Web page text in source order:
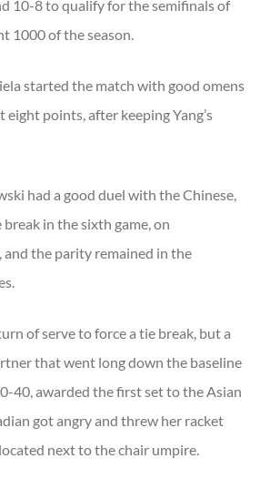
10-8 to qualify for the semifinals of
1000 of the season.
started the match with good omens
points, after keeping Yang’s
had a good duel with the Chinese,
in the sixth game, on
and the parity remained in the
of serve to force a tie break, but a
that went long down the baseline
40, awarded the first set to the Asian
got angry and threw her racket
next to the chair umpire.